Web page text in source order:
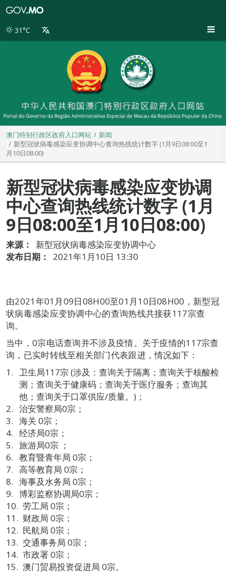
别
31°C
澳门特别行政区政府入口网站
新闻
新型冠状病毒感染应变协调中心查询热线统计数字 (1月9日08:00至1
月10日08:00)
新型冠状病毒感染应变协调
中心查询热线统计数字 (1月
9日08:00至1月10日08:00)
来源：
新型冠状病毒感染应变协调中心
发布日期：
2021年1月10日 13:30
由2021年01月09日08H00至01月10日08H00，新型冠
状病毒感染应变协调中心的查询热线共接获117宗查
询。
当中，0宗电话查询并不涉及疫情。关于疫情的117宗查
询，已实时转线至相关部门代表跟进，情况如下：
卫生局117宗 (涉及：查询关于隔离；查询关于核酸检
测；查询关于健康码；查询关于医疗服务；查询其
他；查询关于口罩供应/质量。)；
治安警察局0宗；
海关 0宗；
经济局0宗；
旅游局0宗 ；
教育暨青年局 0宗；
高等教育局 0宗；
海事及水务局 0宗；
博彩监察协调局0宗；
劳工局 0宗；
财政局 0宗；
民航局 0宗；
交通事务局 0宗；
市政署 0宗；
澳门贸易投资促进局 0宗。